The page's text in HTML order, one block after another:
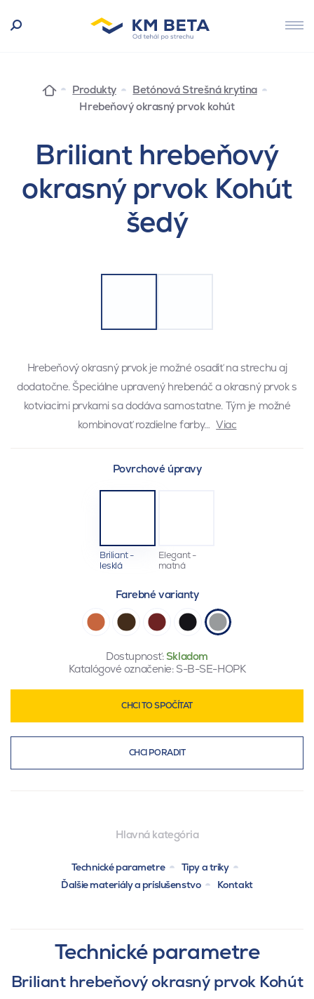
Produkty
Betónová Strešná krytina
Hrebeňový okrasný prvok kohút
Briliant hrebeňový
okrasný prvok Kohút
šedý
Hrebeňový okrasný prvok je možné osadiť na strechu aj
dodatočne. Špeciálne upravený hrebenáč a okrasný prvok s
kotviacimi prvkami sa dodáva samostatne. Tým je možné
kombinovať rozdielne farby… Viac
Povrchové úpravy
Briliant -
lesklá
Elegant -
matná
Farebné varianty
Dostupnosť:Skladom
Katalógové označenie: S-B-SE-HOPK
CHCI TO SPOČÍTAT
CHCI PORADIT
Hlavná kategória
Technické parametre
Tipy a triky
Ďalšie materiály a príslušenstvo
Kontakt
Technické parametre
Briliant hrebeňový okrasný prvok Kohút